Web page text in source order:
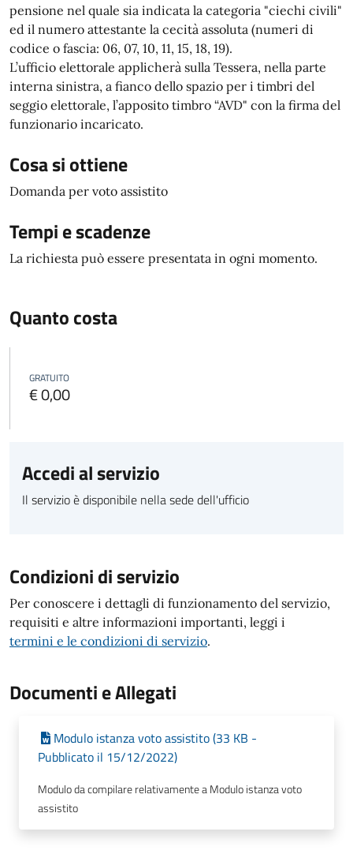
pensione nel quale sia indicata la categoria "ciechi civili"
ed il numero attestante la cecità assoluta (numeri di
codice o fascia: 06, 07, 10, 11, 15, 18, 19).
L’ufficio elettorale applicherà sulla Tessera, nella parte
interna sinistra, a fianco dello spazio per i timbri del
seggio elettorale, l’apposito timbro “AVD" con la firma del
funzionario incaricato.
Cosa si ottiene
Domanda per voto assistito
Tempi e scadenze
La richiesta può essere presentata in ogni momento.
Quanto costa
GRATUITO
€ 0,00
Accedi al servizio
Il servizio è disponibile nella sede dell'ufficio
Condizioni di servizio
Per conoscere i dettagli di funzionamento del servizio,
requisiti e altre informazioni importanti, leggi i
termini e le condizioni di servizio.
Documenti e Allegati
Modulo istanza voto assistito (33 KB -
Pubblicato il 15/12/2022)
Modulo da compilare relativamente a Modulo istanza voto
assistito